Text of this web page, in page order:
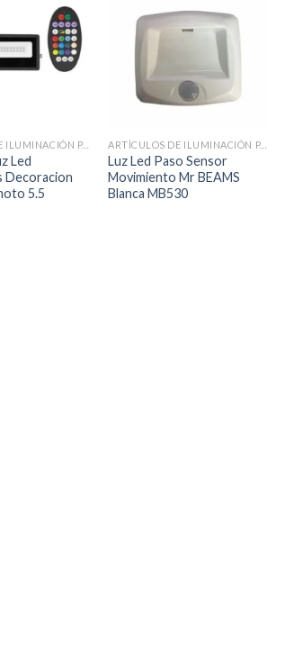
Añadir
a la
lista de
deseos
ARTÍCULOS DE ILUMINACIÓN PARA EL HOGAR
Led
Decoracion
5.5
Añadir
ARTÍCULOS DE ILUMINACIÓN PARA EL HOGAR
Luz Led Paso Sensor
Movimiento Mr BEAMS
Blanca MB530